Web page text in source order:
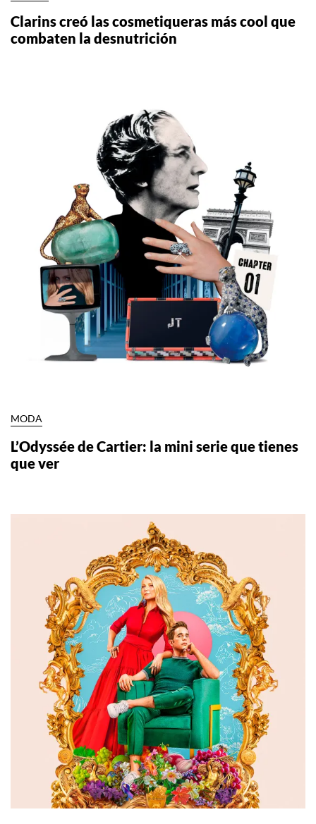
Clarins creó las cosmetiqueras más cool que
combaten la desnutrición
MODA
L’Odyssée de Cartier: la mini serie que tienes
que ver